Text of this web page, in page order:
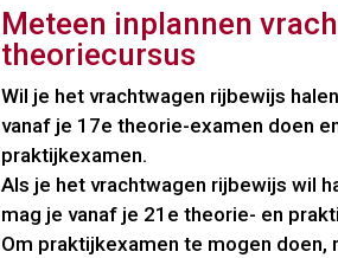
Meteen inplannen
theoriecursus
Wil je het vrachtwagen rijbewijs
vanaf je 17e theorie-examen doen
praktijkexamen.
Als je het vrachtwagen rijbewijs wil
mag je vanaf je 21e theorie- en
Om praktijkexamen te mogen doen,